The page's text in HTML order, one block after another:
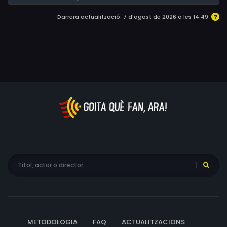
Darrera actualització: 7 d'agost de 2026 a les 14:49
METODOLOGIA FAQ ACTUALITZACIONS